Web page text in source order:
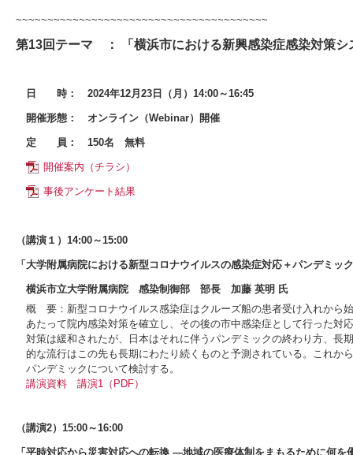
~~~~~~~~~~~~~~~~~~~~~~~~~~~~~~~~~~~~~~~~
第13回テーマ ： 「横浜市における新興感染症感染対策シ
日 時： 2024年12月23日（月）14:00～16:45
開催形態： オンライン（Webinar）開催
定 員： 150名 無料
開催案内（チラシ）
事後アンケート結果
（講演１）14:00～15:00
「大学附属病院における新型コロナウイルスの感染症対応＋パンデミッ
横浜市立大学附属病院 感染制御部 部長 加藤 英明 氏
概 要：新型コロナウイルス感染症はクルーズ船の患者受け入れから
あたって院内感染対策を確立し、その後の市中感染症として行った対
対策は緩和されたが、日本はそれに伴うパンデミックの終わり方、長
的な流行はこの先も長期にわたり続くものと予測されている。これか
パンデミックについて検討する。
講演資料 講演1（PDF）
（講演2）15:00～16:00
「平時対応から災害対応への転換 ―地域の医療体制をまもるために何